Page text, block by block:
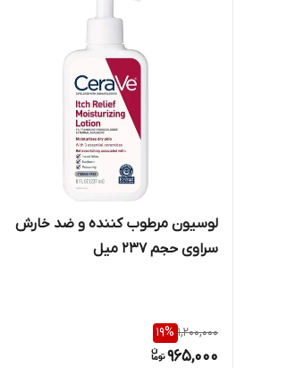
لوسیون مرطوب کننده و ضد خارش
سراوی حجم 237 میل
1,200,000
19%
965,000